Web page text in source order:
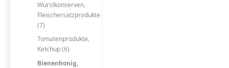
Wurstkonserven,
Fleischersatzprodukte
(7)
Tomatenprodukte,
Ketchup (6)
Bienenhonig,